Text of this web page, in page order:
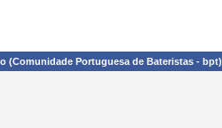
(Comunidade Portuguesa de Bateristas - bpt)